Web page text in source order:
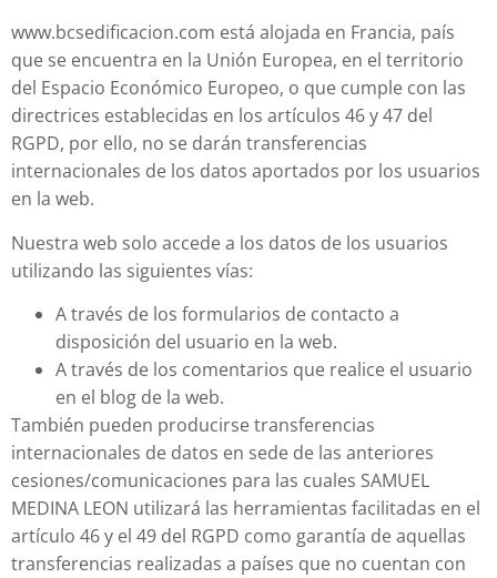
www.bcsedificacion.com está alojada en Francia, país
que se encuentra en la Unión Europea, en el territorio
del Espacio Económico Europeo, o que cumple con las
directrices establecidas en los artículos 46 y 47 del
RGPD, por ello, no se darán transferencias
internacionales de los datos aportados por los usuarios
en la web.
Nuestra web solo accede a los datos de los usuarios
utilizando las siguientes vías:
A través de los formularios de contacto a
disposición del usuario en la web.
A través de los comentarios que realice el usuario
en el blog de la web.
También pueden producirse transferencias
internacionales de datos en sede de las anteriores
cesiones/comunicaciones para las cuales SAMUEL
MEDINA LEON utilizará las herramientas facilitadas en el
artículo 46 y el 49 del RGPD como garantía de aquellas
transferencias realizadas a países que no cuentan con